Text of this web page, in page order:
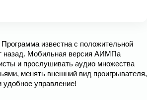
известна с положительной
назад. Мобильная версия АИМПа
и прослушивать аудио множества
менять внешний вид проигрывателя,
управление!